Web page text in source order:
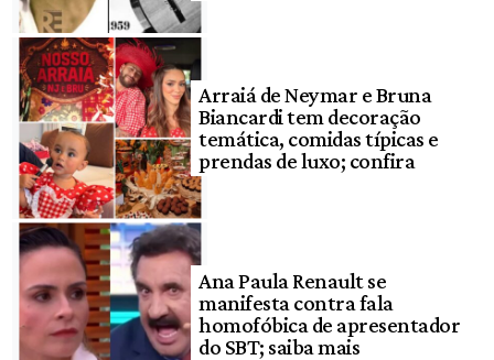
Arraiá de Neymar e Bruna
Biancardi tem decoração
temática, comidas típicas e
prendas de luxo; confira
Ana Paula Renault se
manifesta contra fala
homofóbica de apresentador
do SBT; saiba mais